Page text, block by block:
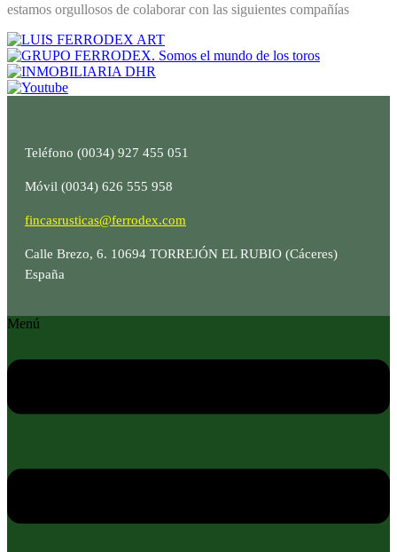
estamos orgullosos de colaborar con las siguientes compañías
Teléfono (0034) 927 455 051
Móvil (0034) 626 555 958
fincasrusticas@ferrodex.com
Calle Brezo, 6. 10694 TORREJÓN EL RUBIO (Cáceres)
España
Menú